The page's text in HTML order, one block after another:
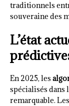
traditionnels
souveraine des
L’état
En 2025, les
spécialisés dans
remarquable.